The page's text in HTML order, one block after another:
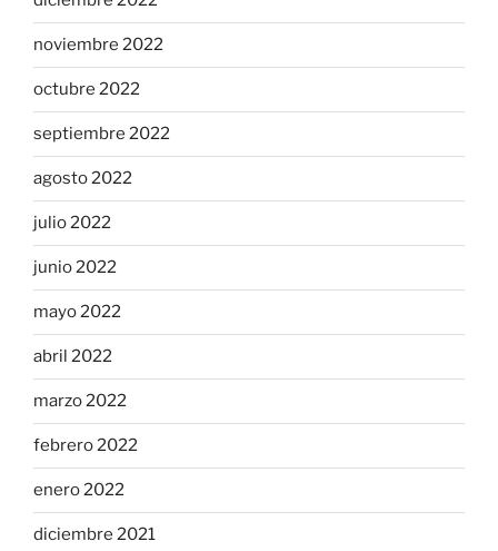
noviembre 2022
octubre 2022
septiembre 2022
agosto 2022
julio 2022
junio 2022
mayo 2022
abril 2022
marzo 2022
febrero 2022
enero 2022
diciembre 2021